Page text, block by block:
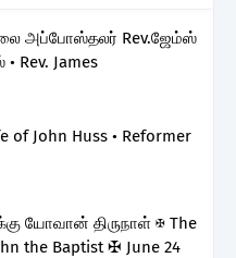
அப்போஸ்தலர் Rev.ஜேம்ஸ்
Rev. James
of John Huss • Reformer
யோவான் திருநாள் ✠ The
the Baptist ✠ June 24